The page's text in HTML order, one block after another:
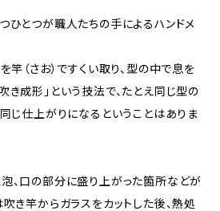
ひとつが職人たちの手によるハンドメ
竿（さお）ですくい取り、型の中で息を
き成形」という技法で、たとえ同じ型の
同じ仕上がりになるということはありま
、口の部分に盛り上がった箇所などが
吹き竿からガラスをカットした後、熱処